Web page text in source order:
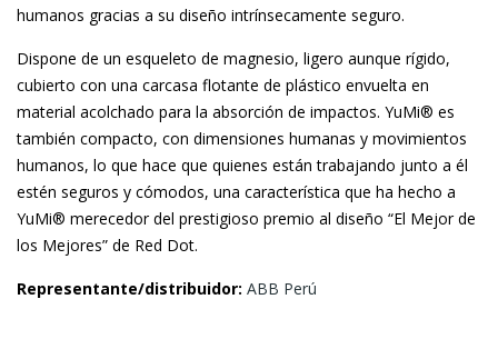
humanos gracias a su diseño intrínsecamente seguro.
Dispone de un esqueleto de magnesio, ligero aunque rígido,
cubierto con una carcasa flotante de plástico envuelta en
material acolchado para la absorción de impactos. YuMi® es
también compacto, con dimensiones humanas y movimientos
humanos, lo que hace que quienes están trabajando junto a él
estén seguros y cómodos, una característica que ha hecho a
YuMi® merecedor del prestigioso premio al diseño “El Mejor de
los Mejores” de Red Dot.
Representante/distribuidor: ABB Perú